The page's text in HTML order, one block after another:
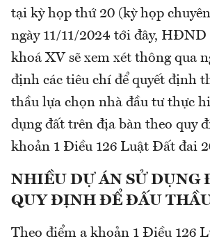
tại kỳ họp thứ 20 (kỳ họp
ngày 11/11/2024 tới đây,
khoá XV sẽ xem xét thông qua
định các tiêu chí để quyết định
thầu lựa chọn nhà đầu tư thực
dụng đất trên địa bàn theo quy
khoản 1 Điều 126 Luật Đất đai
NHIỀU DỰ ÁN SỬ DỤNG
QUY ĐỊNH ĐỂ ĐẤU
Theo điểm a khoản 1 Điều 126